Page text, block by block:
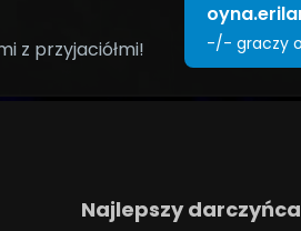
z przyjaciółmi! -/- graczy
Najlepszy darczyńca